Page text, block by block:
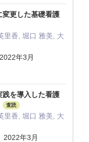
更した基礎看護
里香, 堀口 雅美, 大
年3月
を導入した看護
査読
里香, 堀口 雅美, 大
年3月